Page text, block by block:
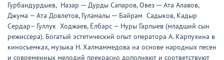
Гурбандурдыев, Назар ─ Дурды Сапаров, Овез ─ Ата Алавов,
Джума — Ата Довлетов, Гуламалы ─ Байрам Садыков, Кадыр
Сердар– Гуллук Ходжаев, Ёлбарс — Нуры Гарлыев (младший сын
режиссера). Богатый эстетический опыт оператора А. Карпухина в
киносъемках, музыка Н. Халмаммедова на основе народных песен
и современных мелодий прекрасно дополняют и соответствуют